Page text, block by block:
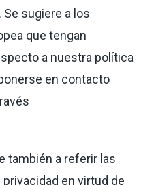
sugiere a los
que tengan
a nuestra política
en contacto
también a referir las
en virtud de